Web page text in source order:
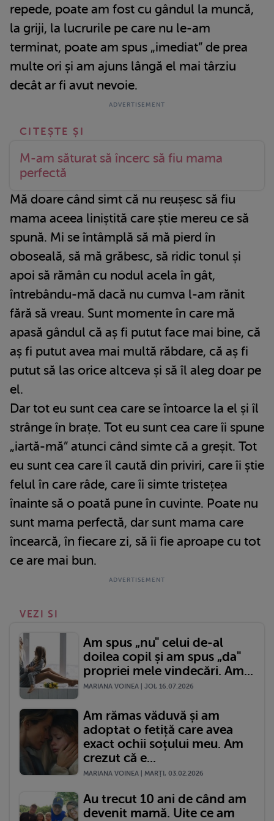
repede, poate am fost cu gândul la muncă,
la griji, la lucrurile pe care nu le-am
terminat, poate am spus „imediat” de prea
multe ori și am ajuns lângă el mai târziu
decât ar fi avut nevoie.
M-am săturat să încerc să fiu mama
perfectă
Mă doare când simt că nu reușesc să fiu
mama aceea liniștită care știe mereu ce să
spună. Mi se întâmplă să mă pierd în
oboseală, să mă grăbesc, să ridic tonul și
apoi să rămân cu nodul acela în gât,
întrebându-mă dacă nu cumva l-am rănit
fără să vreau. Sunt momente în care mă
apasă gândul că aș fi putut face mai bine, că
aș fi putut avea mai multă răbdare, că aș fi
putut să las orice altceva și să îl aleg doar pe
el.
Dar tot eu sunt cea care se întoarce la el și îl
strânge în brațe. Tot eu sunt cea care îi spune
„iartă-mă” atunci când simte că a greșit. Tot
eu sunt cea care îl caută din priviri, care îi știe
felul în care râde, care îi simte tristețea
înainte să o poată pune în cuvinte. Poate nu
sunt mama perfectă, dar sunt mama care
încearcă, în fiecare zi, să îi fie aproape cu tot
ce are mai bun.
VEZI SI
Am spus „nu" celui de-al
doilea copil și am spus „da"
propriei mele vindecări. Am...
MARIANA VOINEA | JOI, 16.07.2026
Am rămas văduvă și am
adoptat o fetiță care avea
exact ochii soțului meu. Am
crezut că e...
MARIANA VOINEA | MARŢI, 03.02.2026
Au trecut 10 ani de când am
devenit mamă. Uite ce am